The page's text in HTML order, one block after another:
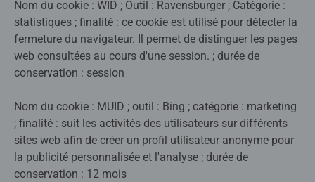
Nom du cookie : WID ; Outil : Ravensburger ; Catégorie :
statistiques ; finalité : ce cookie est utilisé pour détecter la
fermeture du navigateur. Il permet de distinguer les pages
web consultées au cours d'une session. ; durée de
conservation : session
Nom du cookie : MUID ; outil : Bing ; catégorie : marketing
; finalité : suit les activités des utilisateurs sur différents
sites web afin de créer un profil utilisateur anonyme pour
la publicité personnalisée et l'analyse ; durée de
conservation : 12 mois